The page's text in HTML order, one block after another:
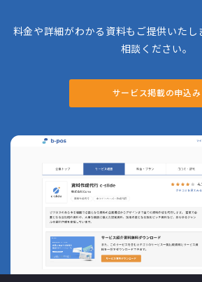
料金や詳細がわかる資料もご提供いたし
相談ください。
サービス掲載の申込み